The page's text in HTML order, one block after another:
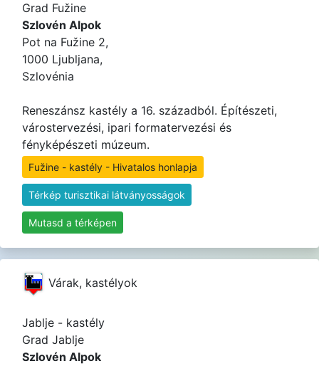
Grad Fužine
Szlovén Alpok
Pot na Fužine 2,
1000 Ljubljana,
Szlovénia
Reneszánsz kastély a 16. századból. Építészeti,
várostervezési, ipari formatervezési és
fényképészeti múzeum.
Fužine - kastély - Hivatalos honlapja
Térkép turisztikai látványosságok
Mutasd a térképen
Várak, kastélyok
Jablje - kastély
Grad Jablje
Szlovén Alpok